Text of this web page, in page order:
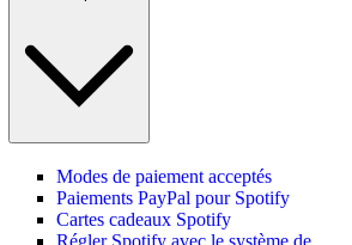
Modes de paiement acceptés
Paiements PayPal pour Spotify
Cartes cadeaux Spotify